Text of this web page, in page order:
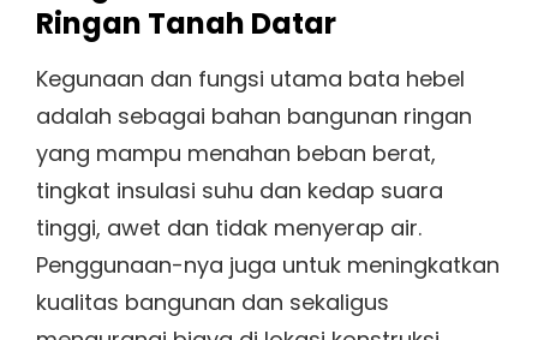
Ringan Tanah Datar
Kegunaan dan fungsi utama bata hebel
adalah sebagai bahan bangunan ringan
yang mampu menahan beban berat,
tingkat insulasi suhu dan kedap suara
tinggi, awet dan tidak menyerap air.
Penggunaan-nya juga untuk meningkatkan
kualitas bangunan dan sekaligus